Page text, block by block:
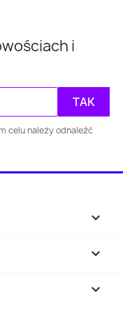
Łódź
i
celu należy odnaleźć


